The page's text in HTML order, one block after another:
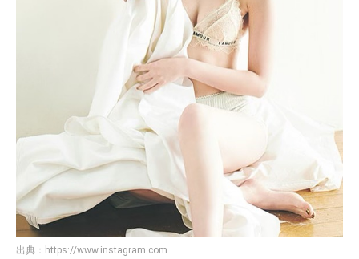
出典： https://www.instagram.com